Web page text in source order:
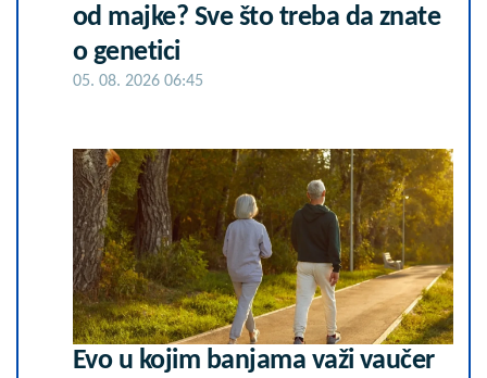
od majke? Sve što treba da znate
o genetici
05. 08. 2026 06:45
Evo u kojim banjama važi vaučer